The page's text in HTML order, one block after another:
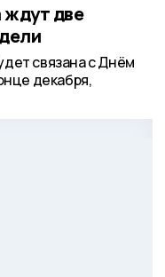
ждут две
связана с Днём
декабря,